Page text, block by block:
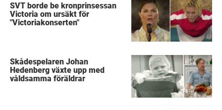
SVT borde be kronprinsessan
Victoria om ursäkt för
"Victoriakonserten"
Skådespelaren Johan
Hedenberg växte upp med
våldsamma föräldrar